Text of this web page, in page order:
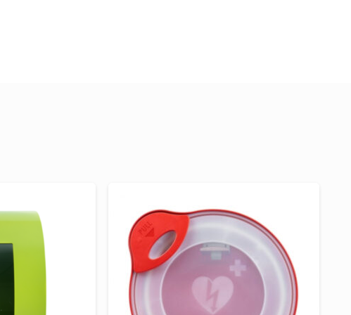
Aufbewahrungsort konzipiert und getestet.
Außenkasten
Platz für alle gängigen AED-Marken.
integrierte Alarmsystem für zusätzliche